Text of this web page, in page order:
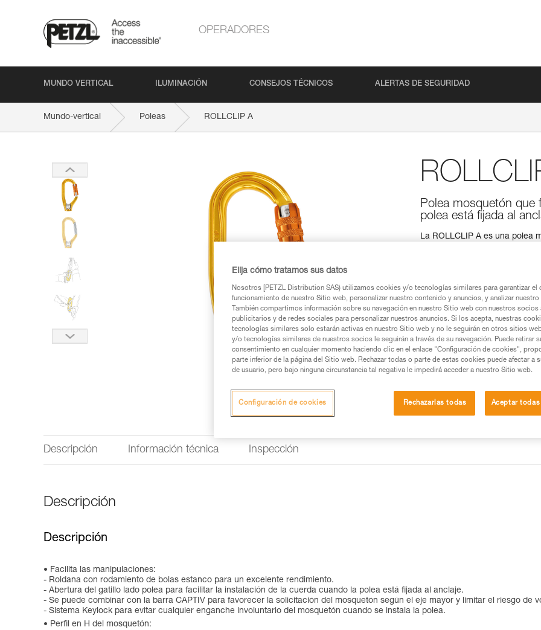
OPERADORES
MUNDO VERTICAL ILUMINACIÓN CONSEJOS TÉCNICOS ALERTAS DE SEGURIDAD
Mundo-vertical Poleas ROLLCLIP A
Polea mosquetón que
polea está fijada al
La ROLLCLIP A es una polea
la instalación de la cuerda
sistema de bloqueo
se puede combinar con la
según el eje mayor, limitar el
Buscar un punto de venta
Descripción Información técnica Inspección
Descripción
Descripción
Facilita las manipulaciones:
- Roldana con rodamiento de bolas estanco para un excelente rendimiento.
- Abertura del gatillo lado polea para facilitar la instalación de la cuerda cuando la polea está fijada al anclaje.
- Se puede combinar con la barra CAPTIV para favorecer la solicitación del mosquetón según el eje mayor y limitar el riesgo de
- Sistema Keylock para evitar cualquier enganche involuntario del mosquetón cuando se instala la polea.
Perfil en H del mosquetón:
Elija cómo tratamos sus datos
Nosotros [PETZL Distribution SAS) utilizamos cookies y/o tecnologías similares para garantizar el
funcionamiento de nuestro Sitio web, personalizar nuestro contenido y anuncios, y analizar
También compartimos información sobre su navegación en nuestro Sitio web con nuestros socios
publicitarios y de redes sociales para personalizar nuestros anuncios. Si los acepta, nuestras
tecnologías similares solo estarán activas en nuestro Sitio web y no le seguirán en otros sitios
y/o tecnologías similares de nuestros socios le seguirán a través de su navegación. Puede retirar
consentimiento en cualquier momento haciendo clic en el enlace "Configuración de cookies",
parte inferior de la página del Sitio web. Rechazar todas o parte de estas cookies puede afectar a
de usuario, pero bajo ninguna circunstancia tal negativa le impedirá acceder a nuestro Sitio web.
Rechazarlas todas Aceptar
Configuración de cookies